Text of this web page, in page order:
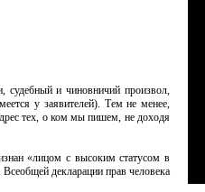
и чиновничий произвол,
у заявителей). Тем не менее,
тех, о ком мы пишем, не доходя
«лицом с высоким статусом в
декларации прав человека